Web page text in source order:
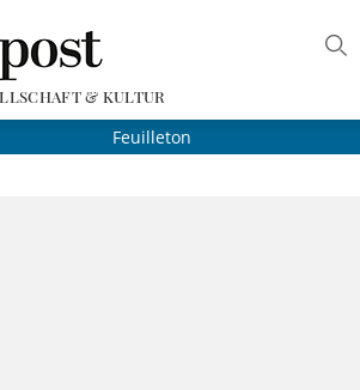
& KULTUR
Feuilleton